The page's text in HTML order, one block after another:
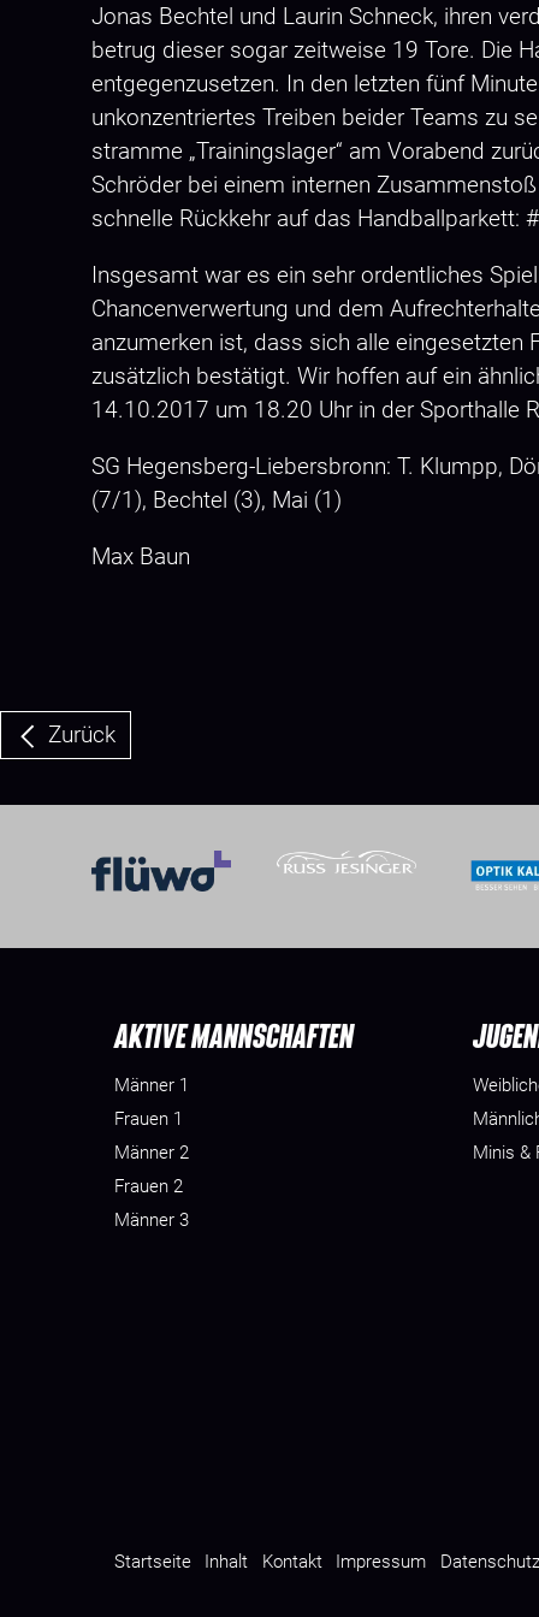
Jonas Bechtel und Laurin Schneck, ihren
betrug dieser sogar zeitweise 19 Tore. Die
entgegenzusetzen. In den letzten fünf
unkonzentriertes Treiben beider Teams zu
stramme „Trainingslager“ am Vorabend
Schröder bei einem internen
schnelle Rückkehr auf das Handballparkett:
Insgesamt war es ein sehr ordentliches
Chancenverwertung und dem
anzumerken ist, dass sich alle
zusätzlich bestätigt. Wir hoffen auf ein
14.10.2017 um 18.20 Uhr in der Sporthalle
SG Hegensberg-Liebersbronn: T. Klumpp,
(7/1), Bechtel (3), Mai (1)
Max Baun
Zurück
AKTIVE MANNSCHAFTEN
Männer 1
Frauen 1
Männer 2
Frauen 2
Männer 3
Minis &
Startseite Inhalt Kontakt Impressum Datenschutz